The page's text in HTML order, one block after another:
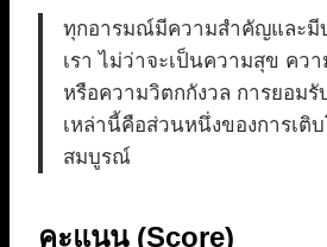
ทุกอารมณ์มีความสำคัญและมี
เรา ไม่ว่าจะเป็นความสุข คว
หรือความวิตกกังวล การยอม
เหล่านี้คือส่วนหนึ่งของการเติ
สมบูรณ์
คะแนน (Score)